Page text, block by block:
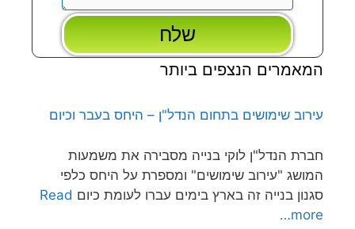
המאמרים הנצפים ביותר
עירוב שימושים בתחום הנדל"ן – היחס בעבר וכיום
חברת הנדל"ן לוקי בנייה מסבירה את משמעות
המושג "עירוב שימושים" ומספרת על היחס כלפי
סגנון בנייה זה בארץ בימים עברו לעומת כיום Read
more…